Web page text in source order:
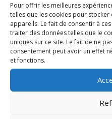
Pour offrir les meilleures
telles que les cookies pour
appareils. Le fait de consentir à
traiter des données telles que le
uniques sur ce site. Le fait de ne
consentement peut avoir un effet
et fonctions.
Remise à l’honneur